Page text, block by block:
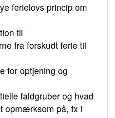
ferielovs princip om
til
fra forskudt ferie til
for optjening og
faldgruber og hvad
på, fx i